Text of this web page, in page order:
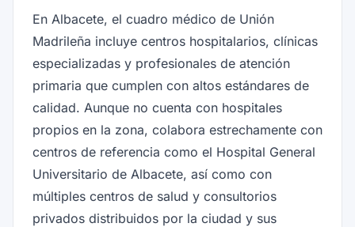
En Albacete, el cuadro médico de Unión
Madrileña incluye centros hospitalarios, clínicas
especializadas y profesionales de atención
primaria que cumplen con altos estándares de
calidad. Aunque no cuenta con hospitales
propios en la zona, colabora estrechamente con
centros de referencia como el Hospital General
Universitario de Albacete, así como con
múltiples centros de salud y consultorios
privados distribuidos por la ciudad y sus